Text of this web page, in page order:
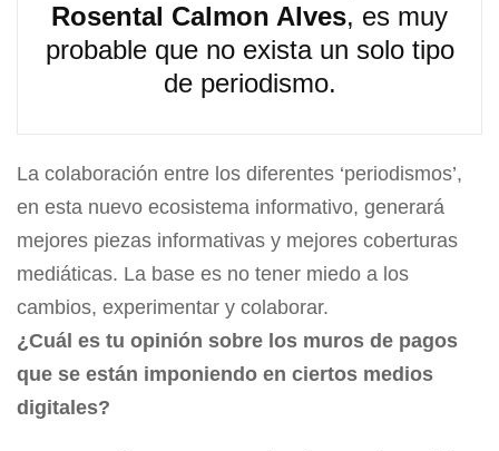
Rosental Calmon Alves, es muy
probable que no exista un solo tipo
de periodismo.
La colaboración entre los diferentes ‘periodismos’,
en esta nuevo ecosistema informativo, generará
mejores piezas informativas y mejores coberturas
mediáticas. La base es no tener miedo a los
cambios, experimentar y colaborar.
¿Cuál es tu opinión sobre los muros de pagos
que se están imponiendo en ciertos medios
digitales?